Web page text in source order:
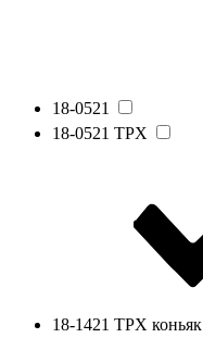
18-0521
18-0521 TРX
18-1421 TPX коньяк